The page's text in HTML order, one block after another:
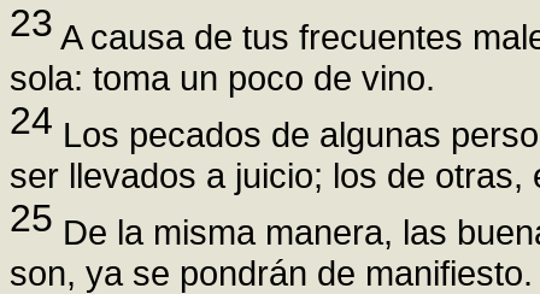
23 A causa de tus frecuentes
sola: toma un poco de vino.
24 Los pecados de algunas
ser llevados a juicio; los de
25 De la misma manera, las
son, ya se pondrán de manifiesto.